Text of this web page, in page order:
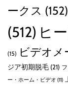
ークス (152)
(512) ヒ
(15) ビデオメ
ジア初期脱毛 (21)
ー・ホーム・ビデオ (11)